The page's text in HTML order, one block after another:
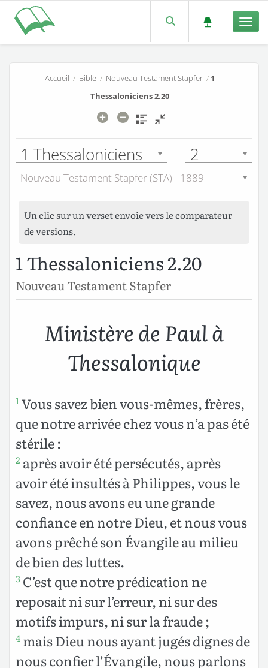
Accueil / Bible / Nouveau Testament Stapfer / 1
Thessaloniciens 2.20
1 Thessaloniciens 2
Nouveau Testament Stapfer (STA) - 1889
Un clic sur un verset envoie vers le comparateur
de versions.
1 Thessaloniciens 2.20
Nouveau Testament Stapfer
Ministère de Paul à
Thessalonique
1Vous savez bien vous-mêmes, frères,
que notre arrivée chez vous n’a pas été
stérile :
2 après avoir été persécutés, après
avoir été insultés à Philippes, vous le
savez, nous avons eu une grande
confiance en notre Dieu, et nous vous
avons prêché son Évangile au milieu
de bien des luttes.
3 C’est que notre prédication ne
reposait ni sur l’erreur, ni sur des
motifs impurs, ni sur la fraude ;
4 mais Dieu nous ayant jugés dignes de
nous confier l’Évangile, nous parlons